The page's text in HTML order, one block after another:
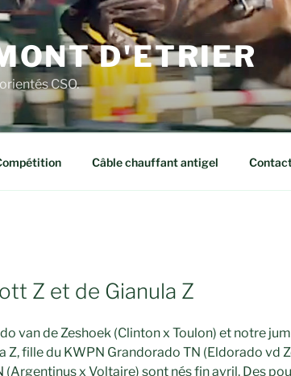
D'ETRIER
CSO.
Câble chauffant antigel
Z et de Gianula Z
van de Zeshoek (Clinton x Toulon) et notre
Z, fille du KWPN Grandorado TN (Eldorado vd
(Argentinus x Voltaire) sont nés fin avril. Des